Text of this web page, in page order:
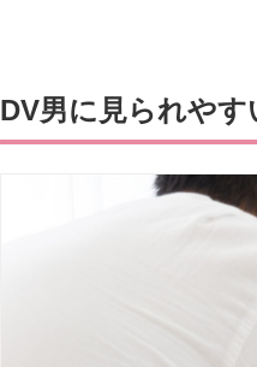
DV男に見られや